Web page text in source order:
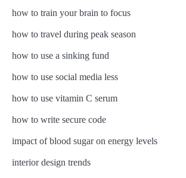
how to train your brain to focus
how to travel during peak season
how to use a sinking fund
how to use social media less
how to use vitamin C serum
how to write secure code
impact of blood sugar on energy levels
interior design trends